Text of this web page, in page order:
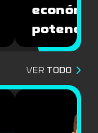
VER TODO